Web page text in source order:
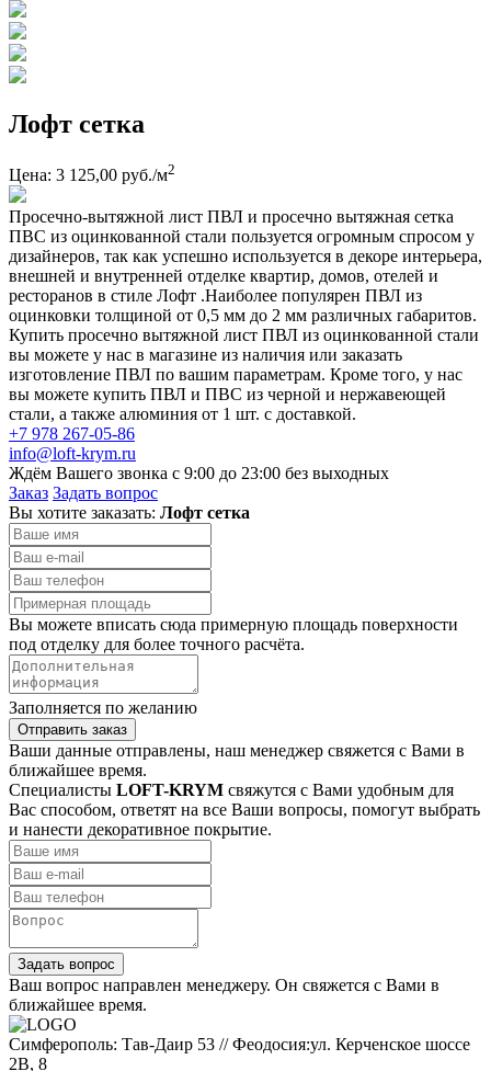
Лофт сетка
Цена: 3 125,00 руб./м2
Просечно-вытяжной лист ПВЛ и просечно вытяжная сетка
ПВС из оцинкованной стали пользуется огромным спросом у
дизайнеров, так как успешно используется в декоре интерьера,
внешней и внутренней отделке квартир, домов, отелей и
ресторанов в стиле Лофт .Наиболее популярен ПВЛ из
оцинковки толщиной от 0,5 мм до 2 мм различных габаритов.
Купить просечно вытяжной лист ПВЛ из оцинкованной стали
вы можете у нас в магазине из наличия или заказать
изготовление ПВЛ по вашим параметрам. Кроме того, у нас
вы можете купить ПВЛ и ПВС из черной и нержавеющей
стали, а также алюминия от 1 шт. с доставкой.
+7 978 267-05-86
info@loft-krym.ru
Ждём Вашего звонка с 9:00 до 23:00 без выходных
Заказ Задать вопрос
Вы хотите заказать: Лофт сетка
Вы можете вписать сюда примерную площадь поверхности
под отделку для более точного расчёта.
Заполняется по желанию
Отправить заказ
Ваши данные отправлены, наш менеджер свяжется с Вами в
ближайшее время.
Специалисты LOFT-KRYM свяжутся с Вами удобным для
Вас способом, ответят на все Ваши вопросы, помогут выбрать
и нанести декоративное покрытие.
Задать вопрос
Ваш вопрос направлен менеджеру. Он свяжется с Вами в
ближайшее время.
Симферополь: Тав-Даир 53 // Феодосия:ул. Керченское шоссе
2В, 8